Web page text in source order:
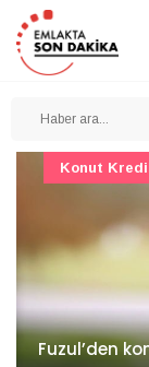
Konut